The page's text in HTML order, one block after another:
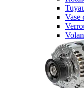
Vase